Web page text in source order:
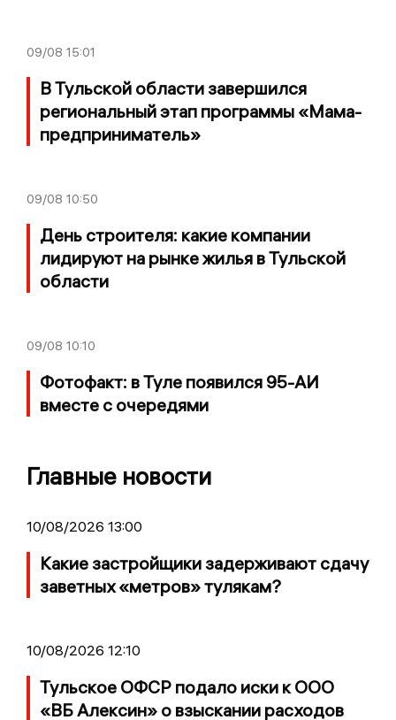
09/08 15:01
В Тульской области завершился
региональный этап программы «Мама-
предприниматель»
09/08 10:50
День строителя: какие компании
лидируют на рынке жилья в Тульской
области
09/08 10:10
Фотофакт: в Туле появился 95-АИ
вместе с очередями
Главные новости
10/08/2026 13:00
Какие застройщики задерживают сдачу
заветных «метров» тулякам?
10/08/2026 12:10
Тульское ОФСР подало иски к ООО
«ВБ Алексин» о взыскании расходов